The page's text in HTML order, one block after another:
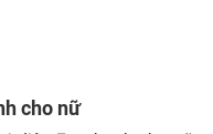
cho nữ